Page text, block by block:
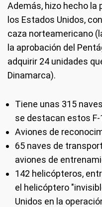
Además, hizo hecho la
los Estados Unidos,
caza norteamericano
la aprobación del
adquirir 24 unidades
Dinamarca).
Tiene unas 315
se destacan estos F-
Aviones de
65 naves de
aviones de
142 helicópteros,
el helicóptero
Unidos en la